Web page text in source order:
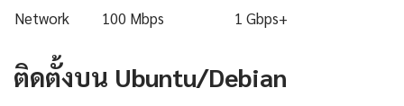
Network 100 Mbps 1 Gbps+
ติดตั้งบน Ubuntu/Debian